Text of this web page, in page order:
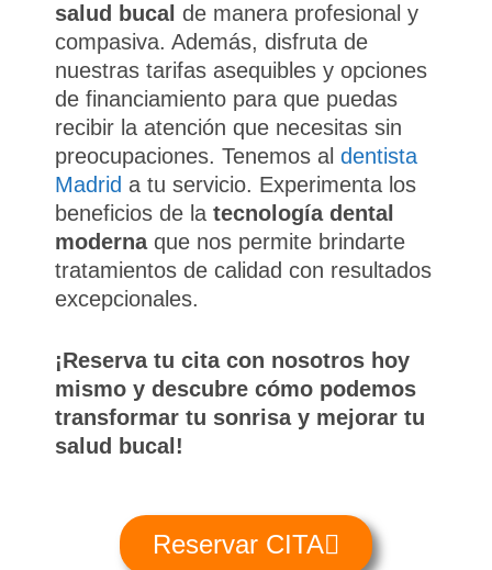
salud bucal de manera profesional y
compasiva. Además, disfruta de
nuestras tarifas asequibles y opciones
de financiamiento para que puedas
recibir la atención que necesitas sin
preocupaciones. Tenemos al dentista
Madrid a tu servicio. Experimenta los
beneficios de la tecnología dental
modernaque nos permite brindarte
tratamientos de calidad con resultados
excepcionales.
¡Reserva tu cita con nosotros hoy
mismo y descubre cómo podemos
transformar tu sonrisa y mejorar tu
salud bucal!
Reservar CITA